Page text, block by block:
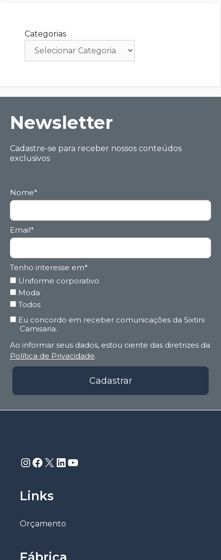
Categorias
Ne wsletter
Cadastre-se para receber nossos conteúdos
exclusivos
Nome*
Email*
Tenho interesse em*
Uniforme corporativo
Moda
Todos
Eu concordo em receber comunicações da Sixtini
Camisaria.
Ao informar seus dados, estou ciente das diretrizes da
Política de Privacidade.
Cadastrar
Instagram
Facebook
X LinkedIn
Youtube
Links
Orçamento